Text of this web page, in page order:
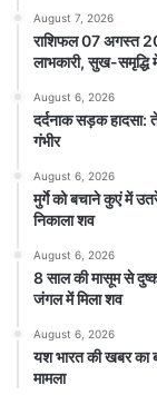
August 7, 2026
राशिफल 07 अगस्त
लाभकारी, सुख-समृद्धि में
August 6, 2026
दर्दनाक सड़क
गंभीर
August 6, 2026
मुर्गे को बचाने कुएं में
निकाला शव
August 6, 2026
8 साल की मासूम से
जंगल में मिला शव
August 6, 2026
यश भारत की खबर का
मामला